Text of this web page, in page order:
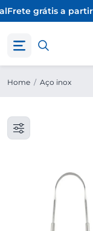
Frete grátis a partir
Home / Aço inox